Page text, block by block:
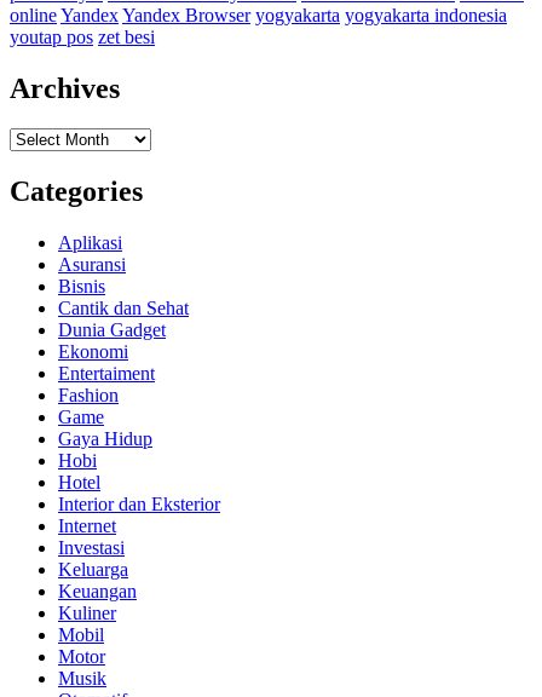
onlineYandexYandex Browser yogyakarta yogyakarta indonesia
youtap pos zet besi
Archives
Archives
Categories
Aplikasi
Asuransi
Bisnis
Cantik dan Sehat
Dunia Gadget
Ekonomi
Entertaiment
Fashion
Game
Gaya Hidup
Hobi
Hotel
Interior dan Eksterior
Internet
Investasi
Keluarga
Keuangan
Kuliner
Mobil
Motor
Musik